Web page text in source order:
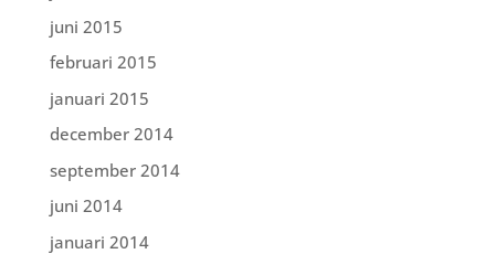
juni 2015
februari 2015
januari 2015
december 2014
september 2014
juni 2014
januari 2014